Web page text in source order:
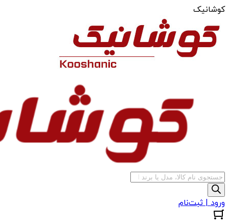
کوشانیک
جستجوی
محصولات
ورود | ثبت‌نام